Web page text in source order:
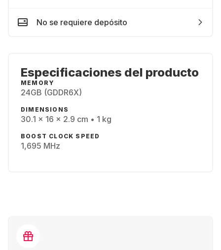
No se requiere depósito
Especificaciones del producto
MEMORY
24GB (GDDR6X)
DIMENSIONS
30.1 x 16 x 2.9 cm • 1 kg
BOOST CLOCK SPEED
1,695 MHz